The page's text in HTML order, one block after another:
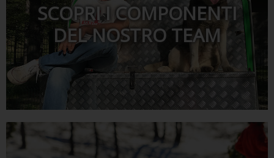
SCOPRI I COMPONENTI
DEL NOSTRO TEAM